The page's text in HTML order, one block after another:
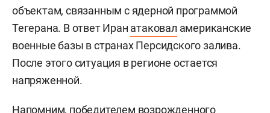
объектам, связанным с ядерной программой
Тегерана. В ответ Иран атаковал американские
военные базы в странах Персидского залива.
После этого ситуация в регионе остается
напряженной.
Напомним, победителем возрожденного